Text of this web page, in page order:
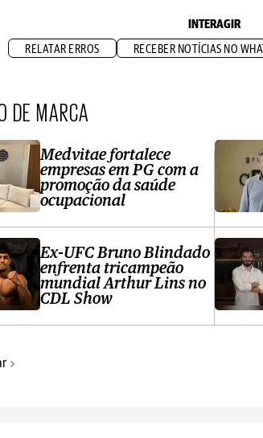
INTERAGIR
RELATAR ERROS RECEBER NOTÍCIAS NO
DE MARCA
Medvitae fortalece
empresas em PG com a
promoção da saúde
ocupacional
Ex-UFC Bruno Blindado
enfrenta tricampeão
mundial Arthur Lins no
CDL Show